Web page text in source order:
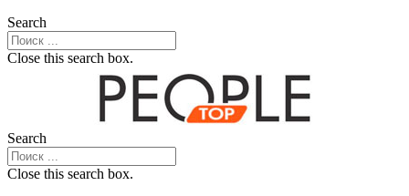
Search
Close this search box.
Search
Close this search box.